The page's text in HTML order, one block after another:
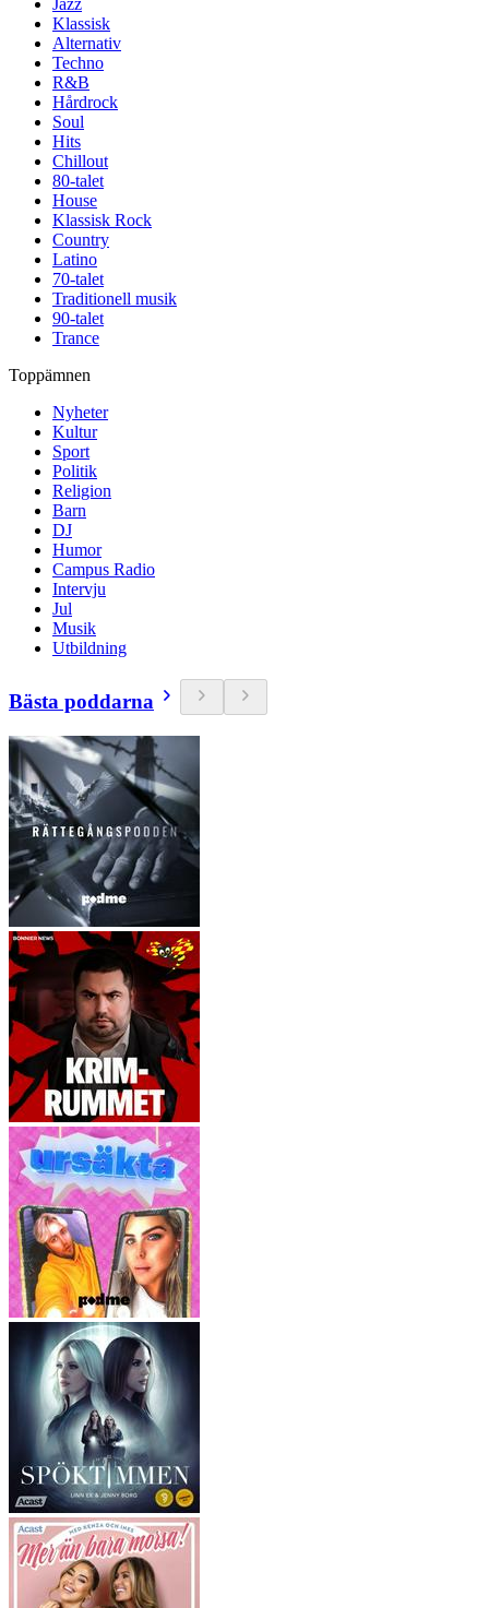
Jazz
Klassisk
Alternativ
Techno
R&B
Hårdrock
Soul
Hits
Chillout
80-talet
House
Klassisk Rock
Country
Latino
70-talet
Traditionell musik
90-talet
Trance
Toppämnen
Nyheter
Kultur
Sport
Politik
Religion
Barn
DJ
Humor
Campus Radio
Intervju
Jul
Musik
Utbildning
Bästa poddarna